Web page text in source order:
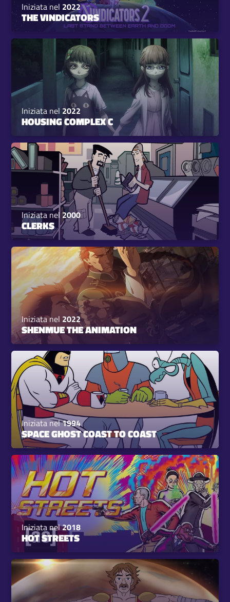
Iniziata nel 2022
THE VINDICATORS
Iniziata nel 2022
HOUSING COMPLEX C
Iniziata nel2000
CLERKS
Iniziata nel 2022
SHENMUE THE ANIMATION
Iniziata nel1994
SPACE GHOST COAST TO COAST
Iniziata nel2018
HOT STREETS